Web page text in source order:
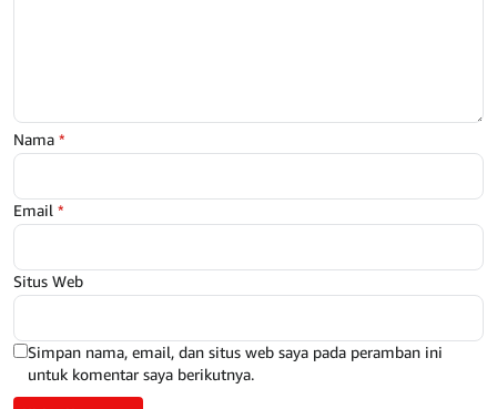
Nama *
Email *
Situs Web
Simpan nama, email, dan situs web saya pada peramban ini
untuk komentar saya berikutnya.